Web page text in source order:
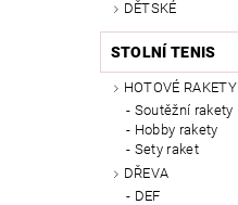
DĚTSKÉ
STOLNÍ TENIS
HOTOVÉ RAKETY
Soutěžní rakety
Hobby rakety
Sety raket
DŘEVA
DEF